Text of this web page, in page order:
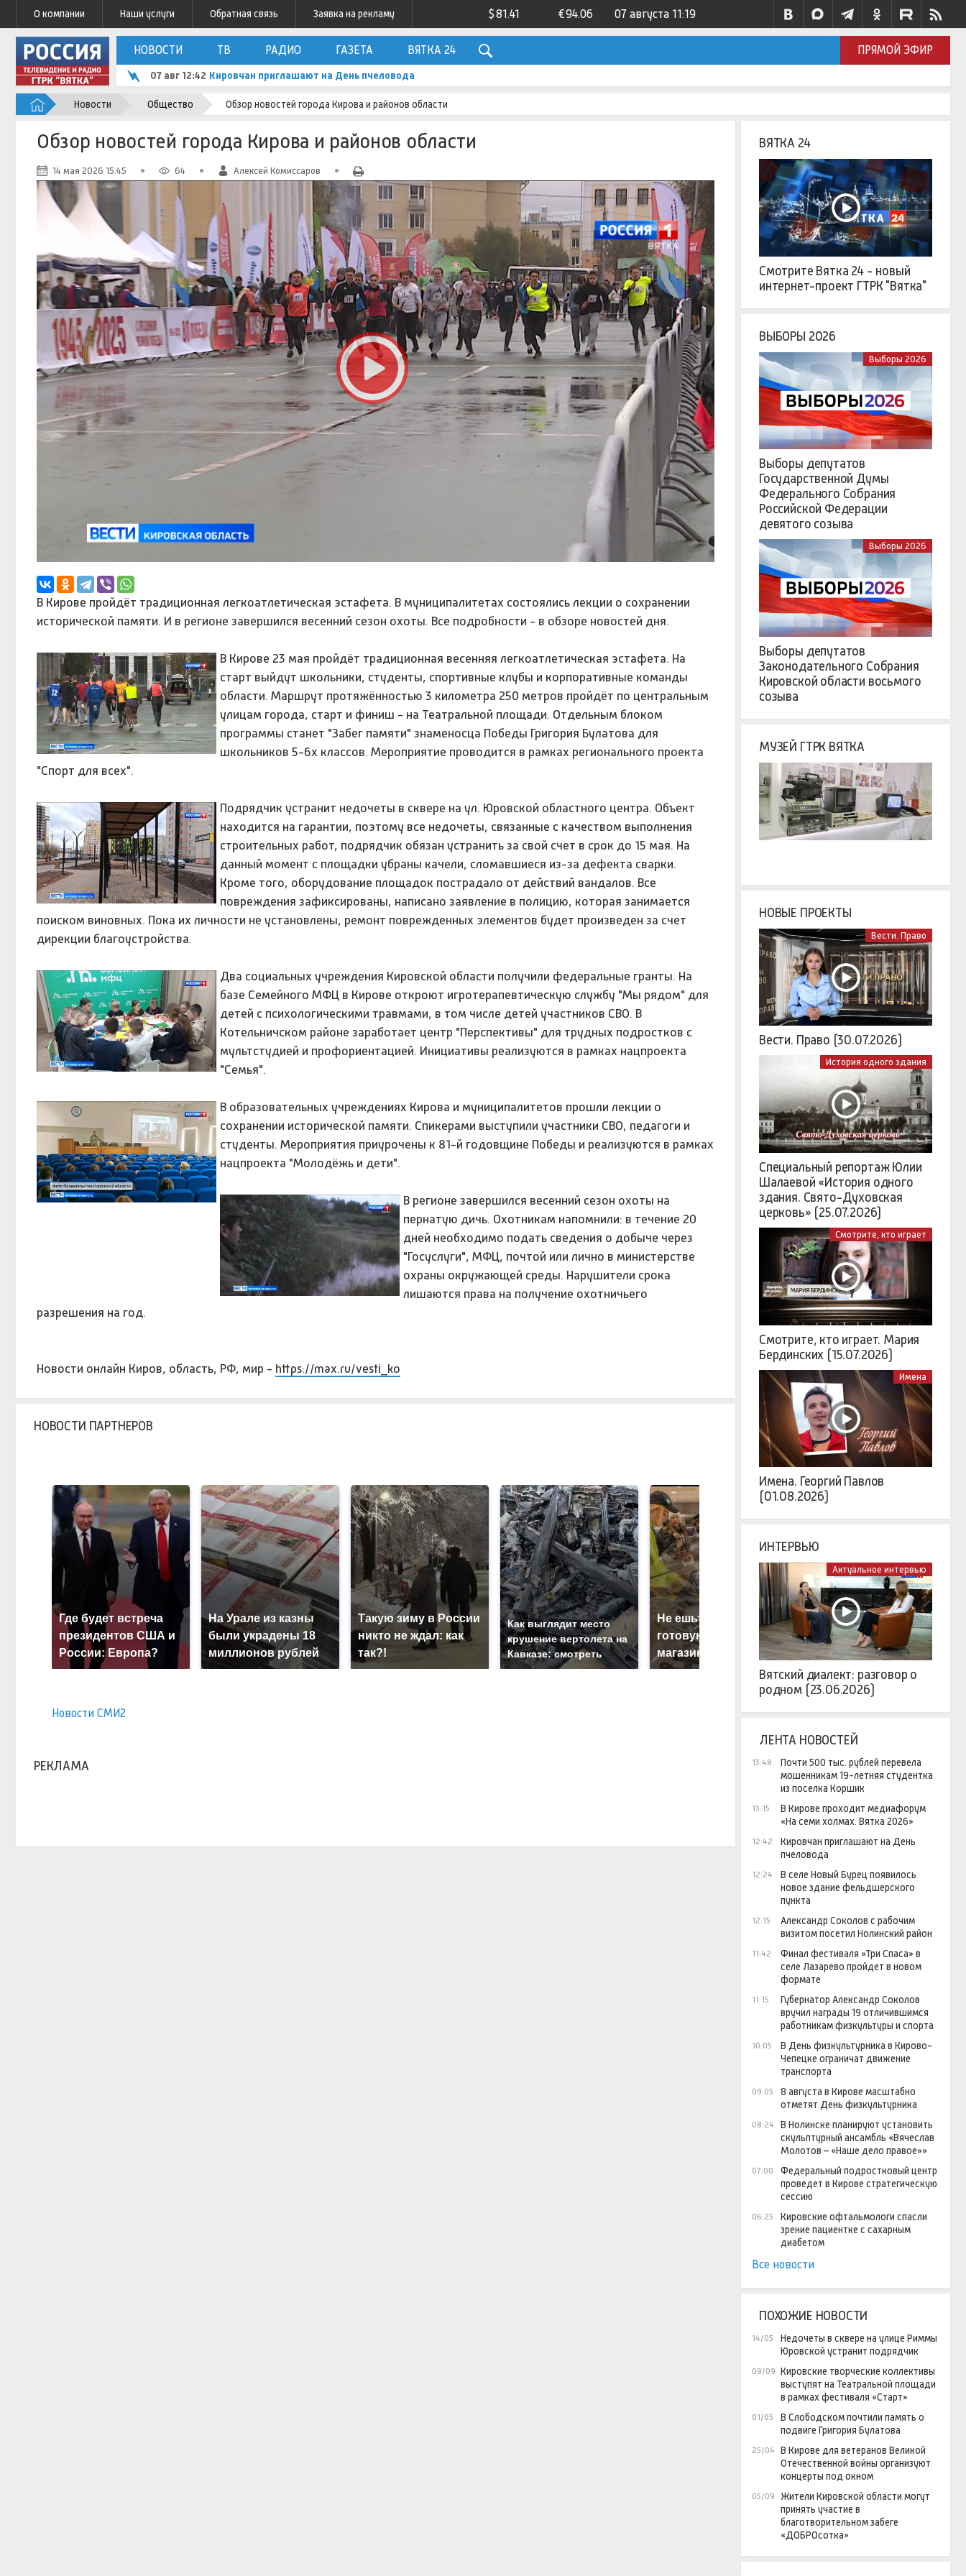
О компании Наши услуги Обратная связь Заявка на рекламу $81.41 €94.06 07 августа 11:19
НОВОСТИ ТВ РАДИО ГАЗЕТА ВЯТКА 24 ПРЯМОЙ ЭФИР
07 авг 12:42 Кировчан приглашают на День пчеловода
Новости Общество Обзор новостей города Кирова и районов области
Обзор новостей города Кирова и районов области
14 мая 2026 15:45 64 Алексей Комиссаров
В Кирове пройдёт традиционная легкоатлетическая эстафета. В муниципалитетах состоялись лекции о сохранении
исторической памяти. И в регионе завершился весенний сезон охоты. Все подробности - в обзоре новостей дня.
В Кирове 23 мая пройдёт традиционная весенняя легкоатлетическая эстафета. На
старт выйдут школьники, студенты, спортивные клубы и корпоративные команды
области. Маршрут протяжённостью 3 километра 250 метров пройдёт по центральным
улицам города, старт и финиш - на Театральной площади. Отдельным блоком
программы станет "Забег памяти" знаменосца Победы Григория Булатова для
школьников 5-6х классов. Мероприятие проводится в рамках регионального проекта
"Спорт для всех".
Подрядчик устранит недочеты в сквере на ул. Юровской областного центра. Объект
находится на гарантии, поэтому все недочеты, связанные с качеством выполнения
строительных работ, подрядчик обязан устранить за свой счет в срок до 15 мая. На
данный момент с площадки убраны качели, сломавшиеся из-за дефекта сварки.
Кроме того, оборудование площадок пострадало от действий вандалов. Все
повреждения зафиксированы, написано заявление в полицию, которая занимается
поиском виновных. Пока их личности не установлены, ремонт поврежденных элементов будет произведен за счет
дирекции благоустройства.
Два социальных учреждения Кировской области получили федеральные гранты. На
базе Семейного МФЦ в Кирове откроют игротерапевтическую службу "Мы рядом" для
детей с психологическими травмами, в том числе детей участников СВО. В
Котельничском районе заработает центр "Перспективы" для трудных подростков с
мультстудией и профориентацией. Инициативы реализуются в рамках нацпроекта
"Семья".
В образовательных учреждениях Кирова и муниципалитетов прошли лекции о
сохранении исторической памяти. Спикерами выступили участники СВО, педагоги и
студенты. Мероприятия приурочены к 81-й годовщине Победы и реализуются в рамках
нацпроекта "Молодёжь и дети".
В регионе завершился весенний сезон охоты на
пернатую дичь. Охотникам напомнили: в течение 20
дней необходимо подать сведения о добыче через
"Госуслуги", МФЦ, почтой или лично в министерстве
охраны окружающей среды. Нарушители срока
лишаются права на получение охотничьего
разрешения на год.
Новости онлайн Киров, область, РФ, мир - https://max.ru/vesti_ko
НОВОСТИ ПАРТНЕРОВ
Где будет встреча
президентов США и
России: Европа?
На Урале из казны
были украдены 18
миллионов рублей
Такую зиму в России
никто не ждал: как
так?!
Как выглядит место
крушение вертолета на
Кавказе: смотреть
Не ешьте эту
готовую еду из
магазина: список
В ОАЭ произошло
жестокое убийство
криптомиллионера
Новости СМИ2
РЕКЛАМА
ВЯТКА 24
Смотрите Вятка 24 - новый
интернет-проект ГТРК "Вятка"
ВЫБОРЫ 2026
Выборы 2026
Выборы депутатов
Государственной Думы
Федерального Собрания
Российской Федерации
девятого созыва
Выборы 2026
Выборы депутатов
Законодательного Собрания
Кировской области восьмого
созыва
МУЗЕЙ ГТРК ВЯТКА
НОВЫЕ ПРОЕКТЫ
Вести. Право
Вести. Право (30.07.2026)
История одного здания
Специальный репортаж Юлии
Шалаевой «История одного
здания. Свято-Духовская
церковь» (25.07.2026)
Смотрите, кто играет
Смотрите, кто играет. Мария
Бердинских (15.07.2026)
Имена
Имена. Георгий Павлов
(01.08.2026)
ИНТЕРВЬЮ
Актуальное интервью
Вятский диалект: разговор о
родном (23.06.2026)
ЛЕНТА НОВОСТЕЙ
13:48
Почти 500 тыс. рублей перевела
мошенникам 19-летняя студентка
из поселка Коршик
13:15
В Кирове проходит медиафорум
«На семи холмах. Вятка 2026»
12:42
Кировчан приглашают на День
пчеловода
12:24
В селе Новый Бурец появилось
новое здание фельдшерского
пункта
12:15
Александр Соколов с рабочим
визитом посетил Нолинский район
11:42
Финал фестиваля «Три Спаса» в
селе Лазарево пройдет в новом
формате
11:15
Губернатор Александр Соколов
вручил награды 19 отличившимся
работникам физкультуры и спорта
10:05
В День физкультурника в Кирово-
Чепецке ограничат движение
транспорта
09:05
8 августа в Кирове масштабно
отметят День физкультурника
08:24
В Нолинске планируют установить
скульптурный ансамбль «Вячеслав
Молотов – «Наше дело правое»»
07:00
Федеральный подростковый центр
проведет в Кирове стратегическую
сессию
06:25
Кировские офтальмологи спасли
зрение пациентке с сахарным
диабетом
Все новости
ПОХОЖИЕ НОВОСТИ
14/05
Недочеты в сквере на улице Риммы
Юровской устранит подрядчик
09/09 Кировские творческие коллективы
выступят на Театральной площади
в рамках фестиваля «Старт»
01/05
В Слободском почтили память о
подвиге Григория Булатова
25/04
В Кирове для ветеранов Великой
Отечественной войны организуют
концерты под окном
05/09
Жители Кировской области могут
принять участие в
благотворительном забеге
«ДОБРОсотка»